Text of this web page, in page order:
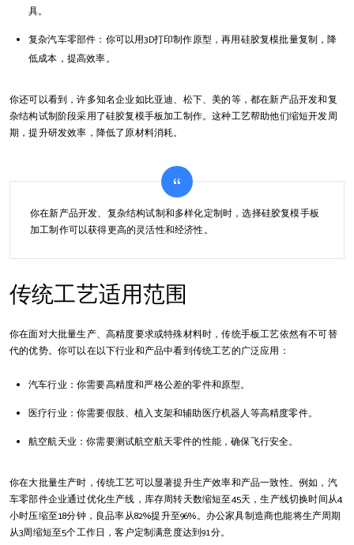
具。
复杂汽车零部件：你可以用3D打印制作原型，再用硅胶复模批量复制，降
低成本，提高效率。
你还可以看到，许多知名企业如比亚迪、松下、美的等，都在新产品开发和复
杂结构试制阶段采用了硅胶复模手板加工制作。这种工艺帮助他们缩短开发周
期，提升研发效率，降低了原材料消耗。
你在新产品开发、复杂结构试制和多样化定制时，选择硅胶复模手板
加工制作可以获得更高的灵活性和经济性。
传统工艺适用范围
你在面对大批量生产、高精度要求或特殊材料时，传统手板工艺依然有不可替
代的优势。你可以在以下行业和产品中看到传统工艺的广泛应用：
汽车行业：你需要高精度和严格公差的零件和原型。
医疗行业：你需要假肢、植入支架和辅助医疗机器人等高精度零件。
航空航天业：你需要测试航空航天零件的性能，确保飞行安全。
你在大批量生产时，传统工艺可以显著提升生产效率和产品一致性。例如，汽
车零部件企业通过优化生产线，库存周转天数缩短至45天，生产线切换时间从4
小时压缩至18分钟，良品率从82%提升至96%。办公家具制造商也能将生产周期
从3周缩短至5个工作日，客户定制满意度达到91分。